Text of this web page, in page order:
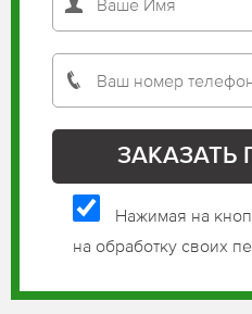
Нажимая на
на обработку своих